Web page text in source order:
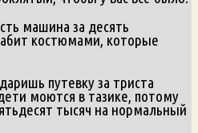
машина за десять
костюмами, которые
путевку за триста
моются в тазике, потому
тысяч на нормальный